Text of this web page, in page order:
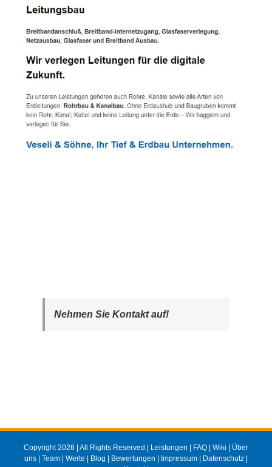
Nehmen Sie Kontakt auf!
Copyright 2026 | All Rights Reserved | Leistungen | FAQ | Wiki | Über
uns | Team | Werte | Blog | Bewertungen | Impressum | Datenschutz |